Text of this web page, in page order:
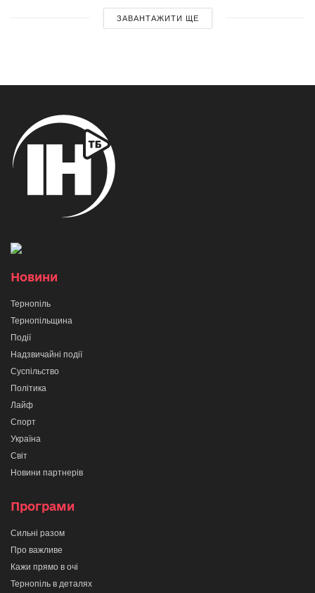
ЗАВАНТАЖИТИ ЩЕ
Новини
Тернопіль
Тернопільщина
Події
Надзвичайні події
Суспільство
Політика
Лайф
Спорт
Україна
Світ
Новини партнерів
Програми
Сильні разом
Про важливе
Кажи прямо в очі
Тернопіль в деталях